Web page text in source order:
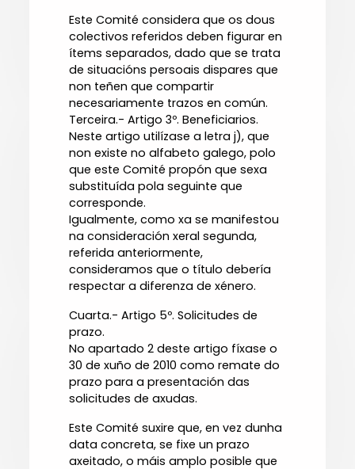
Este Comité considera que os dous
colectivos referidos deben figurar en
ítems separados, dado que se trata
de situacións persoais dispares que
non teñen que compartir
necesariamente trazos en común.
Terceira.- Artigo 3º. Beneficiarios.
Neste artigo utilízase a letra j), que
non existe no alfabeto galego, polo
que este Comité propón que sexa
substituída pola seguinte que
corresponde.
Igualmente, como xa se manifestou
na consideración xeral segunda,
referida anteriormente,
consideramos que o título debería
respectar a diferenza de xénero.
Cuarta.- Artigo 5º. Solicitudes de
prazo.
No apartado 2 deste artigo fíxase o
30 de xuño de 2010 como remate do
prazo para a presentación das
solicitudes de axudas.
Este Comité suxire que, en vez dunha
data concreta, se fixe un prazo
axeitado, o máis amplo posible que